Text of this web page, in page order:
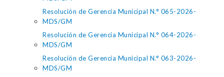
Resolución de Gerencia Municipal N.° 065-2026-
MDS/GM
Resolución de Gerencia Municipal N.° 064-2026-
MDS/GM
Resolución de Gerencia Municipal N.° 063-2026-
MDS/GM